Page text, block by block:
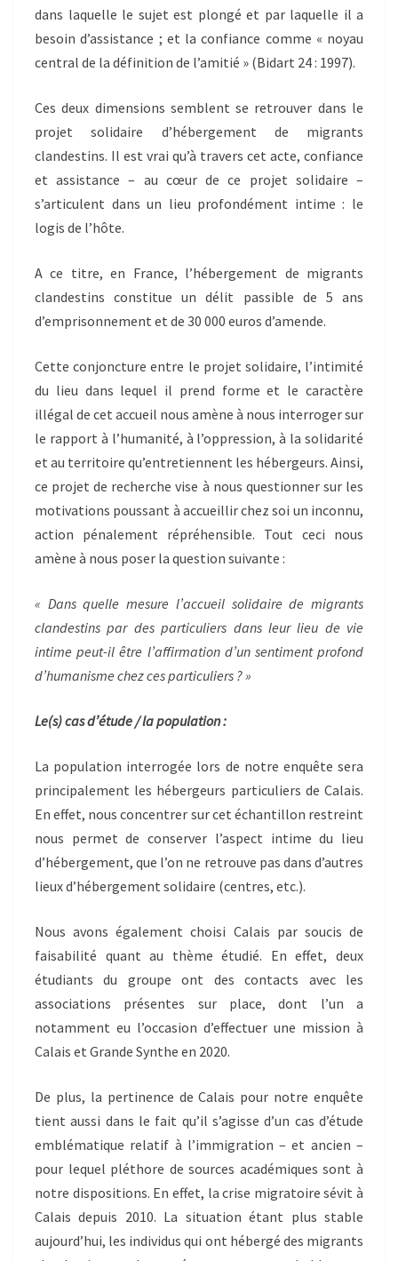
dans laquelle le sujet est plongé et par laquelle il a
besoin d’assistance ; et la confiance comme « noyau
central de la définition de l’amitié » (Bidart 24 : 1997).
Ces deux dimensions semblent se retrouver dans le
projet solidaire d’hébergement de migrants
clandestins. Il est vrai qu’à travers cet acte, confiance
et assistance – au cœur de ce projet solidaire –
s’articulent dans un lieu profondément intime : le
logis de l’hôte.
A ce titre, en France, l’hébergement de migrants
clandestins constitue un délit passible de 5 ans
d’emprisonnement et de 30 000 euros d’amende.
Cette conjoncture entre le projet solidaire, l’intimité
du lieu dans lequel il prend forme et le caractère
illégal de cet accueil nous amène à nous interroger sur
le rapport à l’humanité, à l’oppression, à la solidarité
et au territoire qu’entretiennent les hébergeurs. Ainsi,
ce projet de recherche vise à nous questionner sur les
motivations poussant à accueillir chez soi un inconnu,
action pénalement répréhensible. Tout ceci nous
amène à nous poser la question suivante :
« Dans quelle mesure l’accueil solidaire de migrants
clandestins par des particuliers dans leur lieu de vie
intime peut-il être l’affirmation d’un sentiment profond
d’humanisme chez ces particuliers ? »
Le(s) cas d’étude / la population :
La population interrogée lors de notre enquête sera
principalement les hébergeurs particuliers de Calais.
En effet, nous concentrer sur cet échantillon restreint
nous permet de conserver l’aspect intime du lieu
d’hébergement, que l’on ne retrouve pas dans d’autres
lieux d’hébergement solidaire (centres, etc.).
Nous avons également choisi Calais par soucis de
faisabilité quant au thème étudié. En effet, deux
étudiants du groupe ont des contacts avec les
associations présentes sur place, dont l’un a
notamment eu l’occasion d’effectuer une mission à
Calais et Grande Synthe en 2020.
De plus, la pertinence de Calais pour notre enquête
tient aussi dans le fait qu’il s’agisse d’un cas d’étude
emblématique relatif à l’immigration – et ancien –
pour lequel pléthore de sources académiques sont à
notre dispositions. En effet, la crise migratoire sévit à
Calais depuis 2010. La situation étant plus stable
aujourd’hui, les individus qui ont hébergé des migrants